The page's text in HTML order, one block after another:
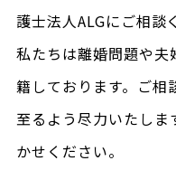
護士法人ALGにご相談
私たちは離婚問題や夫
籍しております。ご相
至るよう尽力いたしま
かせください。